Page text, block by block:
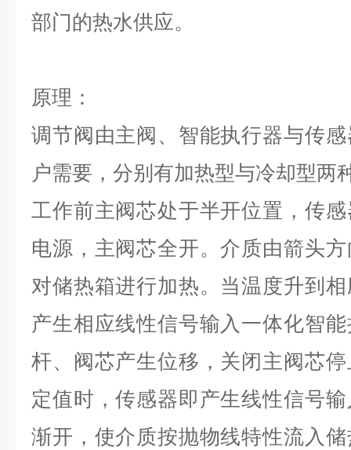
部门的热水供应。
原理：
调节阀由主阀、智能执行器与传
户需要，分别有加热型与冷却型两
工作前主阀芯处于半开位置，传
电源，主阀芯全开。介质由箭头
对储热箱进行加热。当温度升到
产生相应线性信号输入一体化智
杆、阀芯产生位移，关闭主阀芯
定值时，传感器即产生线性信号
渐开，使介质按抛物线特性流入